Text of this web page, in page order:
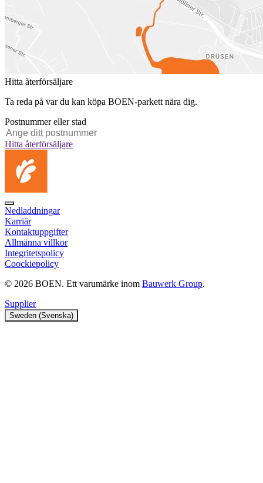
Hitta återförsäljare
Ta reda på var du kan köpa BOEN-parkett nära dig.
Postnummer eller stad
Hitta återförsäljare
Nedladdningar
Karriär
Kontaktuppgifter
Allmänna villkor
Integritetspolicy
Coockiepolicy
© 2026 BOEN. Ett varumärke inom Bauwerk Group.
Supplier
Sweden (Svenska)